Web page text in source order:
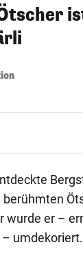
wurde er –
umdekoriert.